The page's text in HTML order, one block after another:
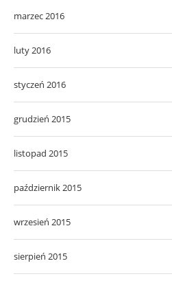
marzec 2016
luty 2016
styczeń 2016
grudzień 2015
listopad 2015
październik 2015
wrzesień 2015
sierpień 2015